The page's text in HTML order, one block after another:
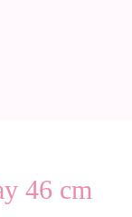
46 cm